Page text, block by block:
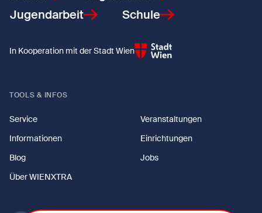
Jugendarbeit
Schule
In Kooperation mit der Stadt Wien
TOOLS & INFOS
Service
Veranstaltungen
Informationen
Einrichtungen
Blog
Jobs
Über WIENXTRA